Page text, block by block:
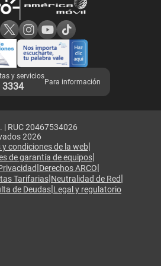
y SE
Tienda Claro
y servicios
3334 Para información
| RUC 20467534026
2026
y condiciones de la web|
de garantía de equipos|
|Derechos ARCO|
Tarifarias|Neutralidad de Red|
de Deudas|Legal y regulatorio